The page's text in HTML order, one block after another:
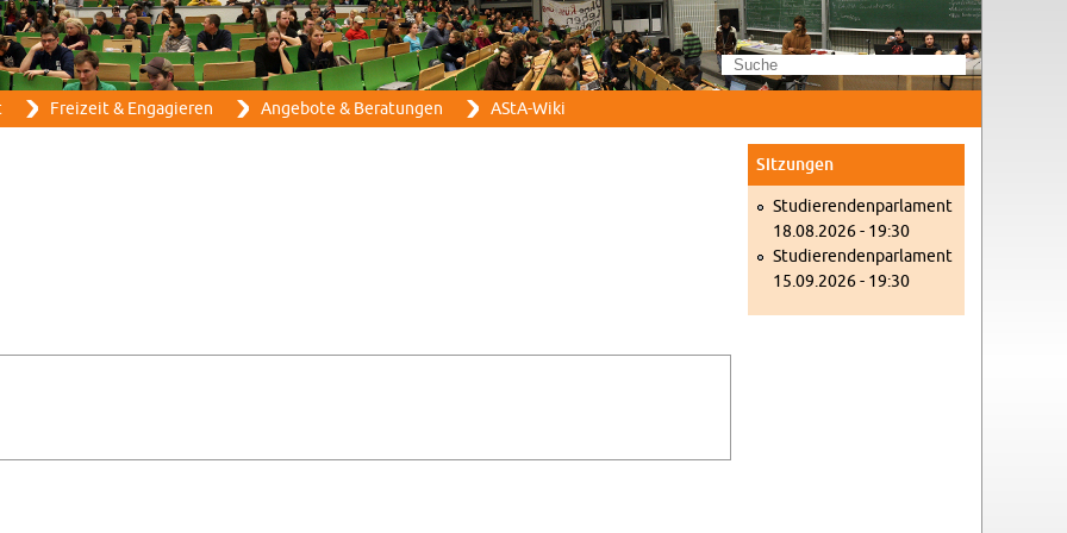
Direkt zum Inhalt
Frei­zeit & En­ga­gie­ren An­ge­bo­te & Be­ra­tun­gen AStA-Wi­ki
Sit­zun­gen
Stu­die­ren­den­par­la­ment
18.08.2026 - 19:30
Stu­die­ren­den­par­la­ment
15.09.2026 - 19:30